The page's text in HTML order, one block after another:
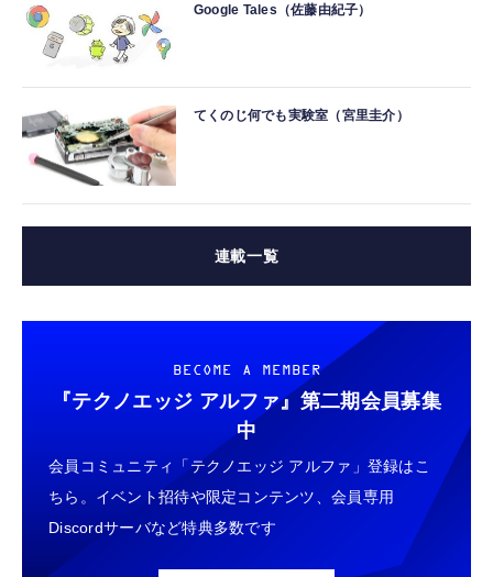
Google Tales（佐藤由紀子）
てくのじ何でも実験室（宮里圭介）
連載一覧
BECOME A MEMBER
『テクノエッジ アルファ』 第二期会員募集
中
会員コミュニティ「テクノエッジ アルファ」登録はこ
ちら。イベント招待や限定コンテンツ、会員専用
Discordサーバなど特典多数です